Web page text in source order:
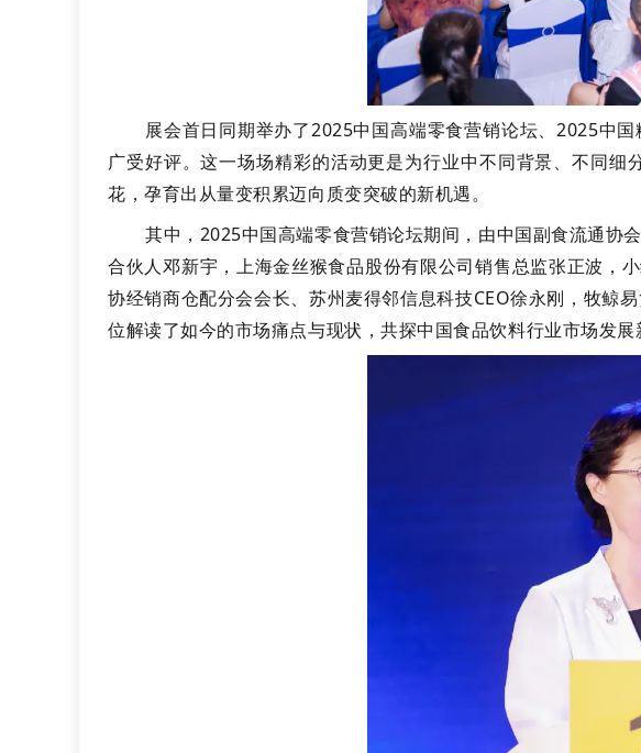
展会首日同期举办了2025中国高端零食营销论坛、2025中
广受好评。这一场场精彩的活动更是为行业中不同背景、不同
花，孕育出从量变积累迈向质变突破的新机遇。
其中，2025中国高端零食营销论坛期间，由中国副食流通协
合伙人邓新宇，上海金丝猴食品股份有限公司销售总监张正波，
协经销商仓配分会会长、苏州麦得邻信息科技CEO徐永刚，牧鲸
位解读了如今的市场痛点与现状，共探中国食品饮料行业市场发展